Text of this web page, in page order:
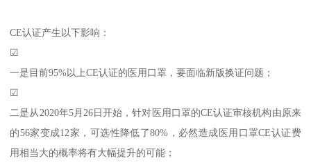
CE认证产生以下影响：
☑
一是目前95%以上CE认证的医用口罩，要面临新版换证问题；
☑
二是从2020年5月26日开始，针对医用口罩的CE认证审核机构由原来
的56家变成12家，可选性降低了80%，必然造成医用口罩CE认证费
用相当大的概率将有大幅提升的可能；